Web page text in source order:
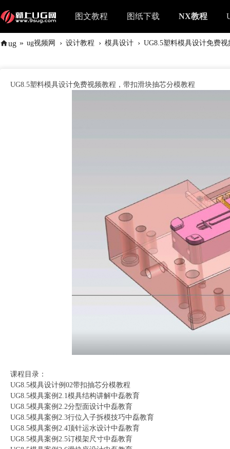
图文教程 图纸下载 NX教程
ug » ug视频网 › 设计教程 › 模具设计 › UG8.5塑料模具设计免费
UG8.5塑料模具设计免费视频教程，带扣滑块抽芯分模教程
课程目录：
UG8.5模具设计例02带扣抽芯分模教程
UG8.5模具案例2.1模具结构讲解中磊教育
UG8.5模具案例2.2分型面设计中磊教育
UG8.5模具案例2.3行位入子拆模技巧中磊教育
UG8.5模具案例2.4顶针运水设计中磊教育
UG8.5模具案例2.5订模架尺寸中磊教育